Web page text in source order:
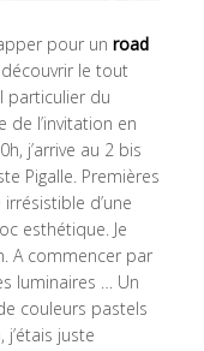
pour un road
découvrir le tout
particulier du
de l’invitation en
j’arrive au 2 bis
Pigalle. Premières
d’une
esthétique. Je
A commencer par
luminaires … Un
couleurs pastels
juste